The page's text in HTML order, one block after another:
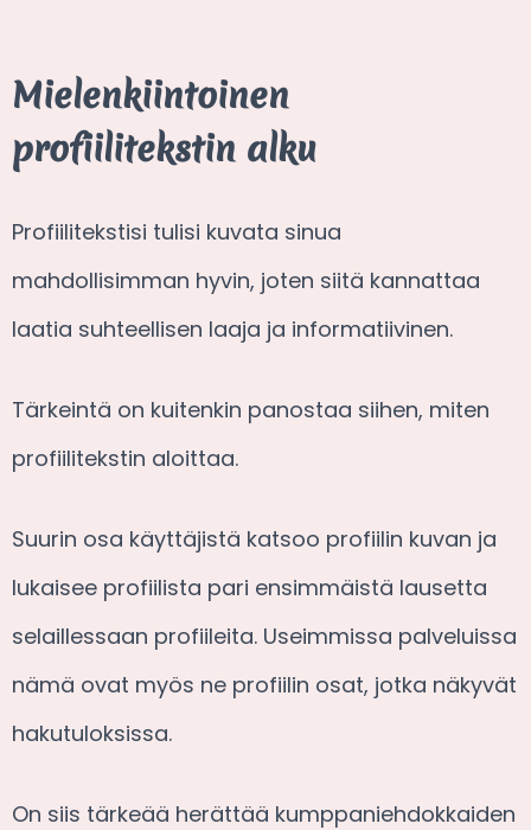
Mielenkiintoinen
profiilitekstin alku
Profiilitekstisi tulisi kuvata sinua
mahdollisimman hyvin, joten siitä kannattaa
laatia suhteellisen laaja ja informatiivinen.
Tärkeintä on kuitenkin panostaa siihen, miten
profiilitekstin aloittaa.
Suurin osa käyttäjistä katsoo profiilin kuvan ja
lukaisee profiilista pari ensimmäistä lausetta
selaillessaan profiileita. Useimmissa palveluissa
nämä ovat myös ne profiilin osat, jotka näkyvät
hakutuloksissa.
On siis tärkeää herättää kumppaniehdokkaiden